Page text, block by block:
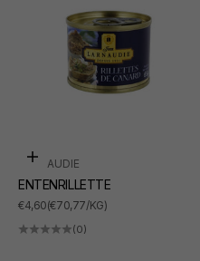
In den Warenkorb
LARNAUDIE
ENTENRILLETTE
ANGEBOT
€4,60(€70,77/KG)
(0)